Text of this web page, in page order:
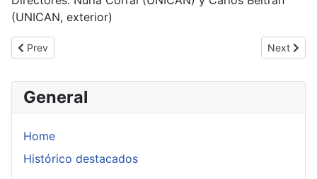
General
Home
Histórico destacados
(UNICAN, exterior)
Previous article: Gómez Martínez, Oziel
Prev Next
Next